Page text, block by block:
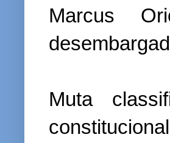
Marcus
Muta